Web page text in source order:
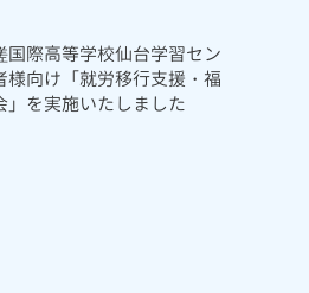
国際高等学校仙台学習セン
様向け「就労移行支援・福
」を実施いたしました